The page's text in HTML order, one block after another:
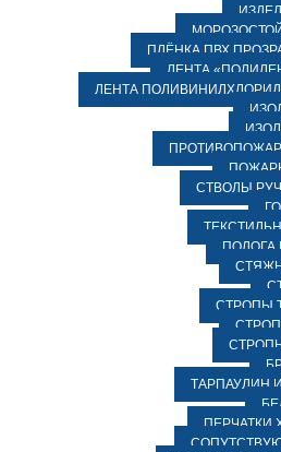
ПЛЁНКА ПВХ
ЛЕНТА
ЛЕНТА
СТВОЛЫ
ПОЛОГА
СТРОПЫ
ТАРПАУЛИН
ПЕРЧАТКИ